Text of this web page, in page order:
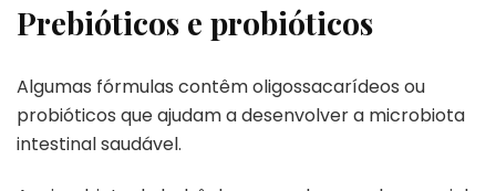
Prebióticos e probióticos
Algumas fórmulas contêm oligossacarídeos ou
probióticos que ajudam a desenvolver a microbiota
intestinal saudável.